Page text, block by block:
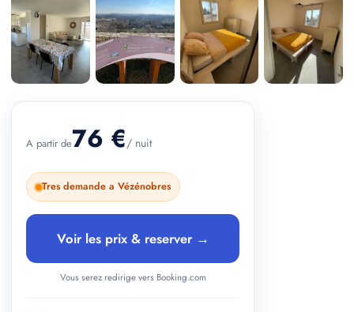
A partir de76 €/ nuit
Tres demande a Vézénobres
Voir les prix & reserver →
Vous serez redirige vers Booking.com